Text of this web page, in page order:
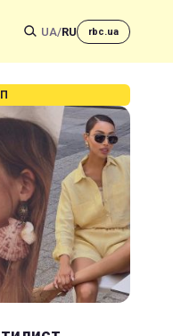
UA/RU rbc.ua